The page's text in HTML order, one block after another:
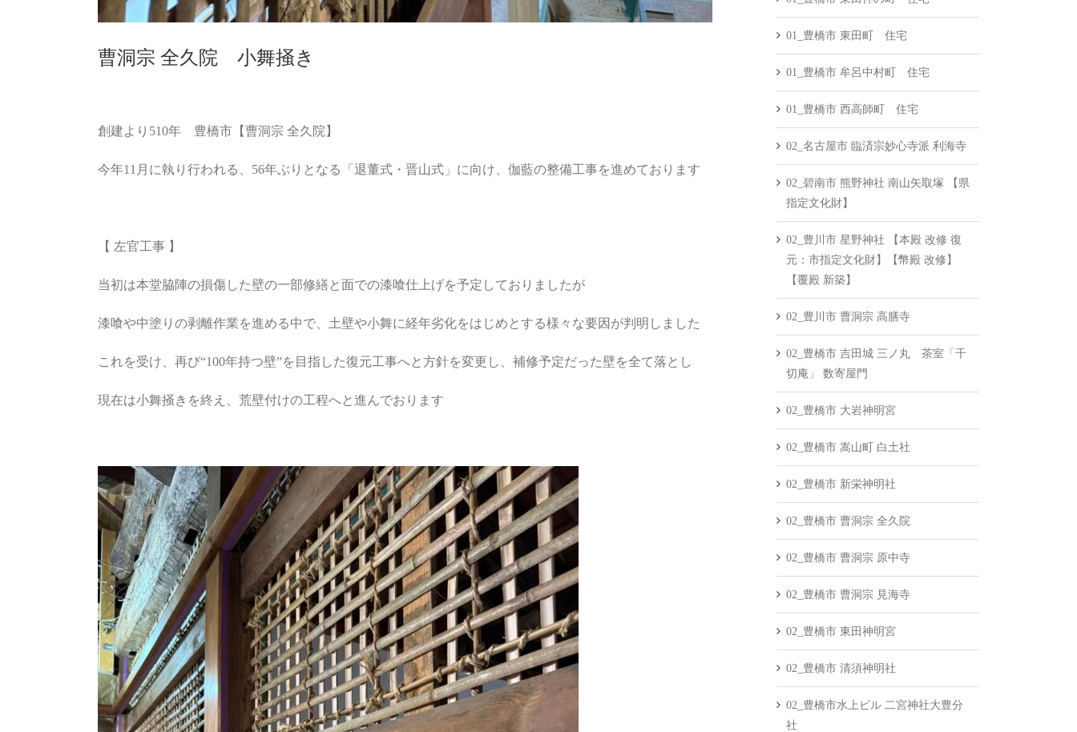
曹洞宗 全久院 小舞掻き
創建より510年 豊橋市【曹洞宗 全久院】
今年11月に執り行われる、56年ぶりとなる「退董式・晋山式」に向け、伽藍の整備工事を進めております
【 左官工事 】
当初は本堂脇陣の損傷した壁の一部修繕と面での漆喰仕上げを予定しておりましたが
漆喰や中塗りの剥離作業を進める中で、土壁や小舞に経年劣化をはじめとする様々な要因が判明しました
これを受け、再び“100年持つ壁”を目指した復元工事へと方針を変更し、補修予定だった壁を全て落とし
現在は小舞掻きを終え、荒壁付けの工程へと進んでおります
01_豊橋市 東田町 住宅
01_豊橋市 牟呂中村町 住宅
01_豊橋市 西高師町 住宅
02_名古屋市 臨済宗妙心寺派 利海寺
02_碧南市 熊野神社 南山矢取塚 【県
指定文化財】
02_豊川市 星野神社 【本殿 改修 復
元：市指定文化財】【幣殿 改修】
【覆殿 新築】
02_豊川市 曹洞宗 高膳寺
02_豊橋市 吉田城 三ノ丸 茶室「千
切庵」 数寄屋門
02_豊橋市 大岩神明宮
02_豊橋市 嵩山町 白土社
02_豊橋市 新栄神明社
02_豊橋市 曹洞宗 全久院
02_豊橋市 曹洞宗 原中寺
02_豊橋市 曹洞宗 見海寺
02_豊橋市 東田神明宮
02_豊橋市 清須神明社
02_豊橋市水上ビル 二宮神社大豊分
社